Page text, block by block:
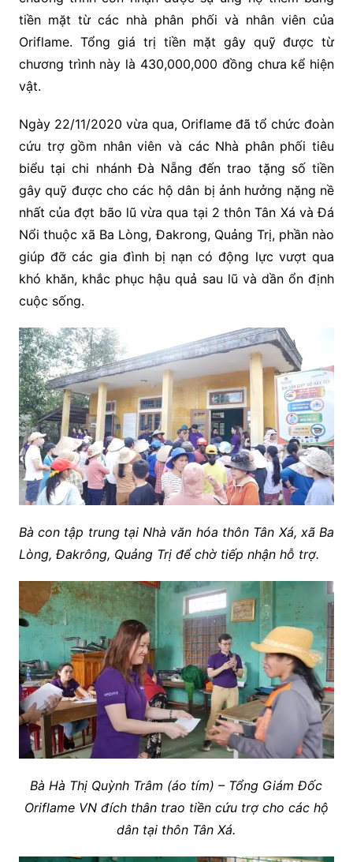
tiền mặt từ các nhà phân phối và nhân viên của
Oriflame. Tổng giá trị tiền mặt gây quỹ được từ
chương trình này là 430,000,000 đồng chưa kể hiện
vật.
Ngày 22/11/2020 vừa qua, Oriflame đã tổ chức đoàn
cứu trợ gồm nhân viên và các Nhà phân phối tiêu
biểu tại chi nhánh Đà Nẵng đến trao tặng số tiền
gây quỹ được cho các hộ dân bị ảnh hưởng nặng nề
nhất của đợt bão lũ vừa qua tại 2 thôn Tân Xá và Đá
Nổi thuộc xã Ba Lòng, Đakrong, Quảng Trị, phần nào
giúp đỡ các gia đình bị nạn có động lực vượt qua
khó khăn, khắc phục hậu quả sau lũ và dần ổn định
cuộc sống.
Bà con tập trung tại Nhà văn hóa thôn Tân Xá, xã Ba
Lòng, Đakrông, Quảng Trị để chờ tiếp nhận hỗ trợ.
Bà Hà Thị Quỳnh Trâm (áo tím) – Tổng Giám Đốc
Oriflame VN đích thân trao tiền cứu trợ cho các hộ
dân tại thôn Tân Xá.